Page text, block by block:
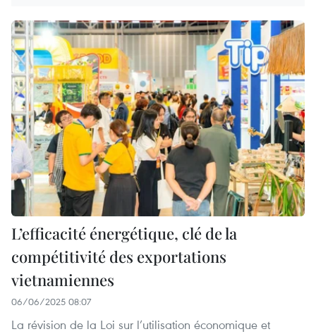
L’efficacité énergétique, clé de la
compétitivité des exportations
vietnamiennes
06/06/2025 08:07
La révision de la Loi sur l’utilisation économique et